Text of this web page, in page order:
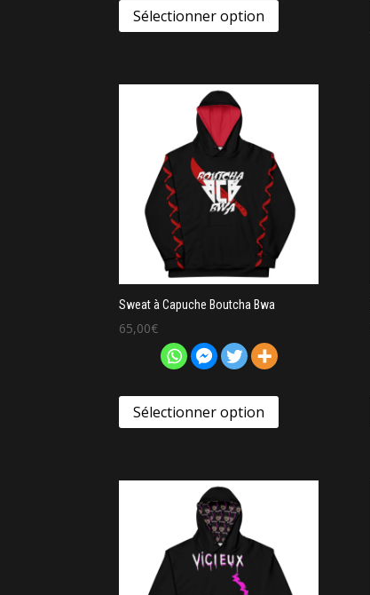
Sélectionner option
Sweat à Capuche Boutcha Bwa
65,00€
Sélectionner option